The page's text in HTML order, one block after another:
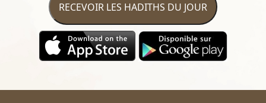
RECEVOIR LES HADITHS DU JOUR